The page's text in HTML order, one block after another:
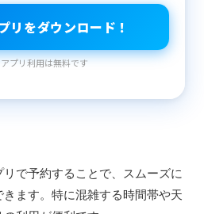
リをダウンロード！
プリ利用は無料です
で予約することで、スムーズに
ます。特に混雑する時間帯や天